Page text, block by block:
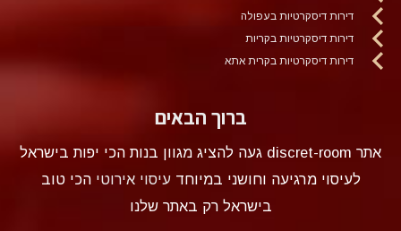
דירות דיסקרטיות בעפולה
דירות דיסקרטיות בקריות
דירות דיסקרטיות בקרית אתא
ברוך הבאים
אתר discret-room געה להציג מגוון בנות הכי יפות בישראל
לעיסוי מרגיעה וחושני במיוחדעיסוי אירוטי הכי טוב
בישראל רק באתר שלנו